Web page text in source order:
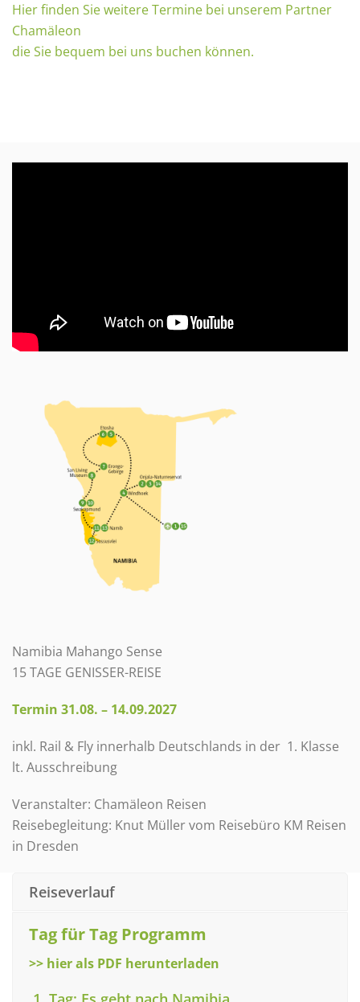
Hier finden Sie weitere Termine bei unserem Partner
Chamäleon
die Sie bequem bei uns buchen können.
Namibia Mahango Sense
15 TAGE GENISSER-REISE
Termin 31.08. – 14.09.2027
inkl. Rail & Fly innerhalb Deutschlands in der 1. Klasse
lt. Ausschreibung
Veranstalter: Chamäleon Reisen
Reisebegleitung: Knut Müller vom Reisebüro KM Reisen
in Dresden
Reiseverlauf
Tag für Tag Programm
>> hier als PDF herunterladen